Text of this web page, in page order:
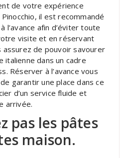
de votre expérience
il est recommandé
l’avance afin d’éviter toute
visite et en réservant
de pouvoir savourer
italienne dans un cadre
Réserver à l’avance vous
garantir une place dans ce
d’un service fluide et
arrivée.
pas les pâtes
maison.